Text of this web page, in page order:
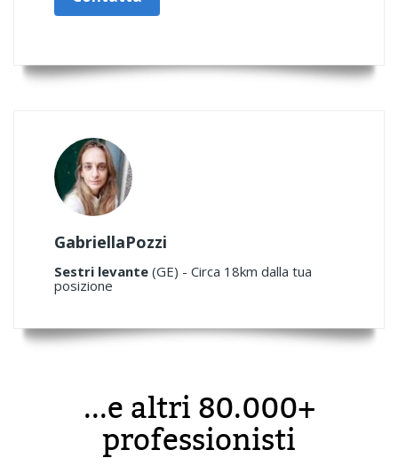
GabriellaPozzi
Sestri levante (GE) - Circa 18km dalla tua
posizione
...e altri 80.000+
professionisti